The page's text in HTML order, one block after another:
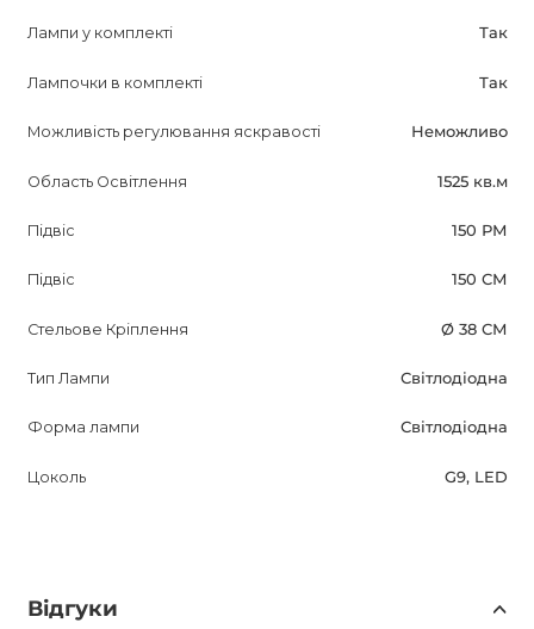
Лампи у комплекті Так
Лампочки в комплекті Так
Можливість регулювання яскравості Неможливо
Область Освітлення 1525 кв.м
Підвіс 150 РМ
Підвіс 150 СМ
Стельове Кріплення Ø 38 СМ
Тип Лампи Світлодіодна
Форма лампи Світлодіодна
Цоколь G9, LED
Відгуки